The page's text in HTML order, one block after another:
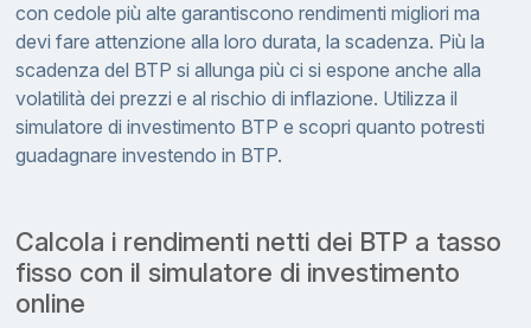
con cedole più alte garantiscono rendimenti migliori ma
devi fare attenzione alla loro durata, la scadenza. Più la
scadenza del BTP si allunga più ci si espone anche alla
volatilità dei prezzi e al rischio di inflazione. Utilizza il
simulatore di investimento BTP e scopri quanto potresti
guadagnare investendo in BTP.
Calcola i rendimenti netti dei BTP a tasso
fisso con il simulatore di investimento
online